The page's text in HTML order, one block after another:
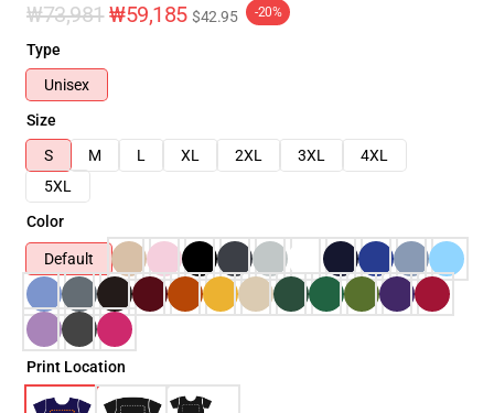
₩73,981 ₩59,185 $42.95 -20%
Type
Unisex
Size
S
M L XL 2XL 3XL
4XL
5XL
Color
Default
Print Location